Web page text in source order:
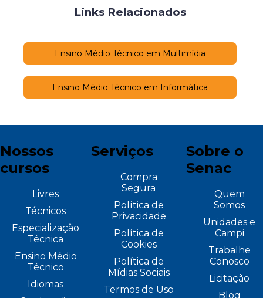
Links Relacionados
Ensino Médio Técnico em Multimídia
Ensino Médio Técnico em Informática
Nossos
cursos
Livres
Técnicos
Especialização
Técnica
Ensino Médio
Técnico
Idiomas
Serviços
Compra
Segura
Política de
Privacidade
Política de
Cookies
Política de
Mídias Sociais
Termos de Uso
Sobre o
Senac
Quem
Somos
Unidades e
Campi
Trabalhe
Conosco
Licitação
Blog